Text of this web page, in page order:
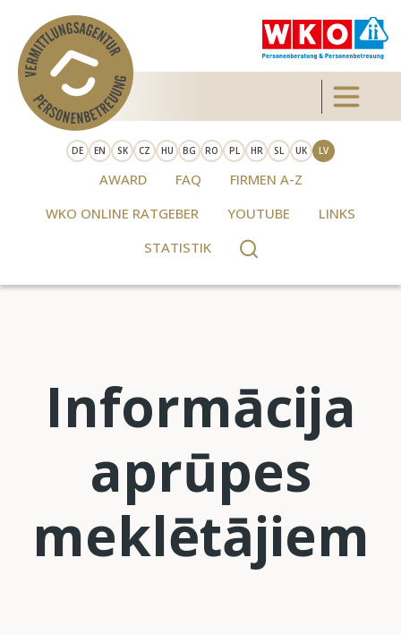
Skip to main content Toggle
DE EN SK CZ HU BG RO PL HR SL UK LV
AWARD FAQ
FIRMEN A-Z
WKO ONLINE RATGEBER
YOUTUBE
LINKS
STATISTIK
Informācija
aprūpes
meklētājiem